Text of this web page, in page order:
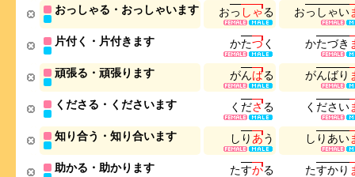
おっしゃる・おっしゃいます おっ し ゃる おっ し ゃい
片付く・片付きます かたづく かたづき
頑張る・頑張ります がんばる がんばり
くださる・くださいます く ださる く ださ い
知り合う・知り合います し り あう し り あい
助かる・助かります たすかる たすかり